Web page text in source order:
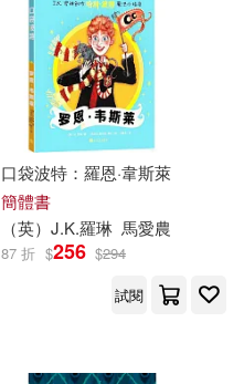
口袋波特：羅恩·韋斯萊
簡體書
（英） J.K.羅琳 馬愛農
87 折 $256 $294
試閱